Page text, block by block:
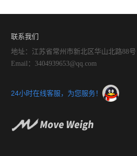
联系我们
地址：江苏省常州市新北区华山北路88号
Email：3404939653@qq.com
24小时在线客服，为您服务！